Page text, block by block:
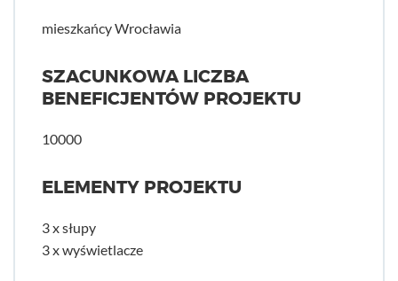
mieszkańcy Wrocławia
SZACUNKOWA LICZBA
BENEFICJENTÓW PROJEKTU
10000
ELEMENTY PROJEKTU
3 x słupy
3 x wyświetlacze